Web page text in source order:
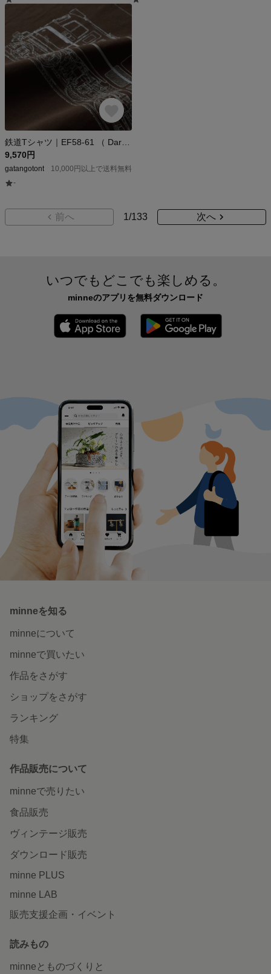
9,570円
gatangotont
10,000円以上で送料無料
-
前へ 1/133 次へ
いつでもどこでも楽しめる。
minneのアプリを無料ダウンロード
minneを知る
minneについて
minneで買いたい
作品をさがす
ショップをさがす
ランキング
特集
作品販売について
minneで売りたい
食品販売
ヴィンテージ販売
ダウンロード販売
minne PLUS
minne LAB
販売支援企画・イベント
読みもの
minneとものづくりと